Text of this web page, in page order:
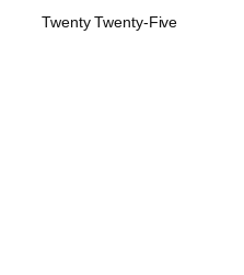
Twenty Twenty-Five